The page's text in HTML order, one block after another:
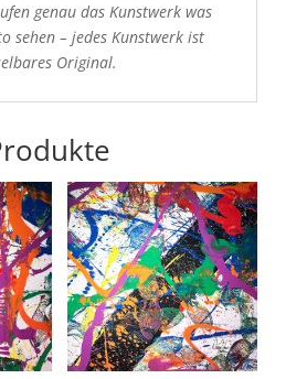
genau das Kunstwerk was
sehen – jedes Kunstwerk ist
Original.